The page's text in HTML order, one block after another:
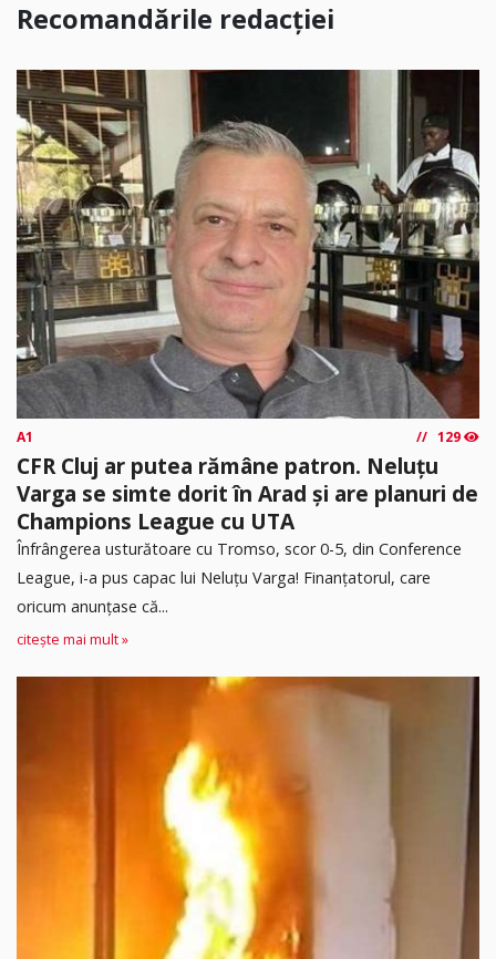
Recomandările redacției
A1 129
CFR Cluj ar putea rămâne patron. Neluțu
Varga se simte dorit în Arad și are planuri de
Champions League cu UTA
Înfrângerea usturătoare cu Tromso, scor 0-5, din Conference
League, i-a pus capac lui Neluțu Varga! Finanțatorul, care
oricum anunțase că...
citește mai mult »